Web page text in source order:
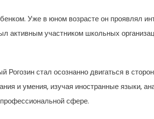
Уже в юном возрасте он проявлял
активным участником школьных
стал осознанно двигаться в
и умения, изучая иностранные языки,
сфере.